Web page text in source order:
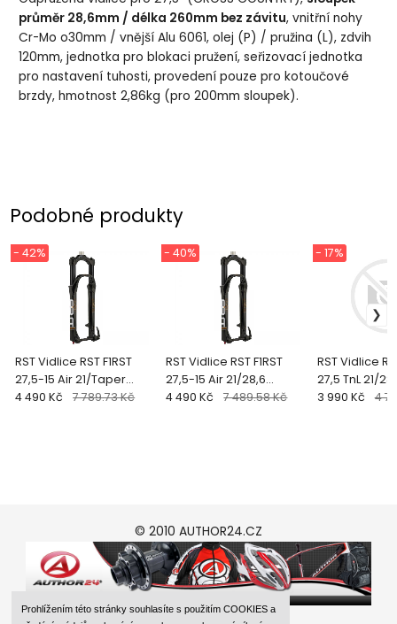
Prohlížením této stránky souhlasíte s použitím COOKIES a
průměr 28,6mm / délka 260mm bez závitu, vnitřní nohy
Cr-Mo o30mm / vnější Alu 6061, olej (P) / pružina (L), zdvih
120mm, jednotka pro blokaci pružení, seřizovací jednotka
pro nastavení tuhosti, provedení pouze pro kotoučové
brzdy, hmotnost 2,86kg (pro 200mm sloupek).
Podobné produkty
RST Vidlice RST F1RST
27,5-15 Air 21/Taper
100mm (černá-matn
- 42%
4 490 Kč 7 789.73 Kč
RST Vidlice RST F1RST
27,5-15 Air 21/28,6
100mm (černá-matná
- 40%
4 490 Kč 7 489.58 Kč
RST Vidlice
27,5 TnL 21/
(černá-
- 17%
3 990 Kč 4
© 2010 AUTHOR24.CZ